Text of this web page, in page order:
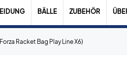
BÄLLE ZUBEHÖR
Racket Bag Play Line X6)